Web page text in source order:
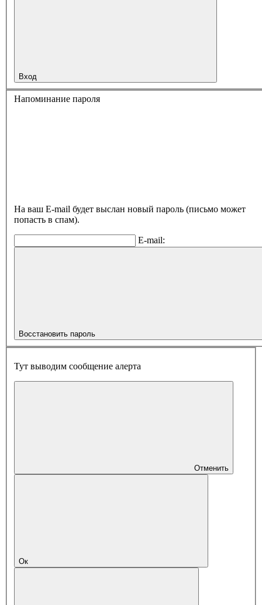
Вход
Напоминание пароля
На ваш E-mail будет выслан новый пароль (письмо может
попасть в спам).
E-mail:
Восстановить пароль
Тут выводим сообщение алерта
Отменить
Ок